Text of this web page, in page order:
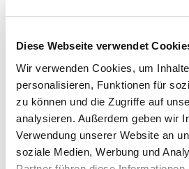
Diese Webseite verwendet
Wir verwenden Cookies, um
personalisieren, Funktionen für
zu können und die Zugriffe auf
analysieren. Außerdem geben wir
Verwendung unserer Website an
soziale Medien, Werbung und
Physis mit, um dem Team Stabilität zu
„Er wird uns vor allem im Backcourt
und Verantwortung übernehmen
Derzeit trennen die VR-Bank
Punkte vom rettenden Ufer - die CATL
Erfurt haben zwar ebenfalls fünf Siege
direkten Vergleich für sich entschieden
weniger absolviert.